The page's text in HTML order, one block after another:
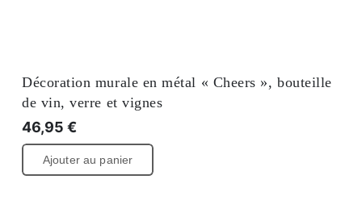
Décoration murale en métal « Cheers », bouteille
de vin, verre et vignes
46,95 €
Ajouter au panier